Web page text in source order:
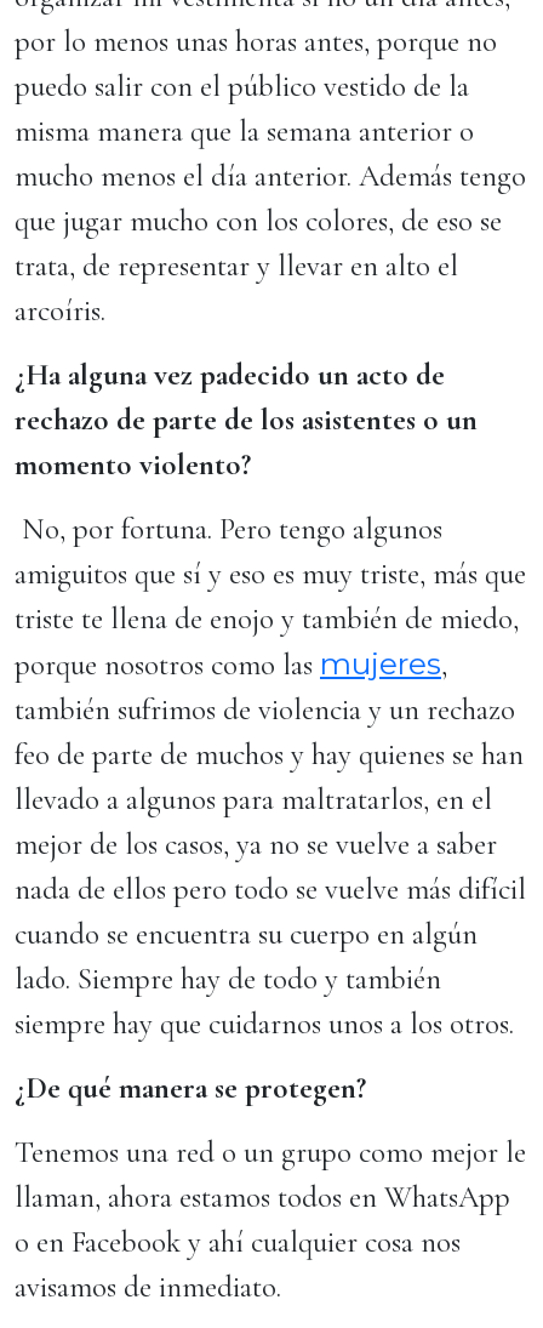
por lo menos unas horas antes, porque no
puedo salir con el público vestido de la
misma manera que la semana anterior o
mucho menos el día anterior. Además tengo
que jugar mucho con los colores, de eso se
trata, de representar y llevar en alto el
arcoíris.
¿Ha alguna vez padecido un acto de
rechazo de parte de los asistentes o un
momento violento?
No, por fortuna. Pero tengo algunos
amiguitos que sí y eso es muy triste, más que
triste te llena de enojo y también de miedo,
porque nosotros como las mujeres,
también sufrimos de violencia y un rechazo
feo de parte de muchos y hay quienes se han
llevado a algunos para maltratarlos, en el
mejor de los casos, ya no se vuelve a saber
nada de ellos pero todo se vuelve más difícil
cuando se encuentra su cuerpo en algún
lado. Siempre hay de todo y también
siempre hay que cuidarnos unos a los otros.
¿De qué manera se protegen?
Tenemos una red o un grupo como mejor le
llaman, ahora estamos todos en WhatsApp
o en Facebook y ahí cualquier cosa nos
avisamos de inmediato.